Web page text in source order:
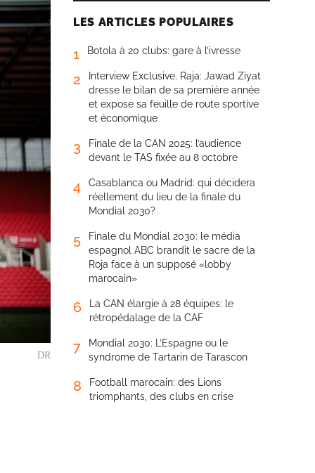
DR
LES ARTICLES POPULAIRES
1 Botola à 20 clubs: gare à l’ivresse
2
Interview Exclusive. Raja: Jawad Ziyat
dresse le bilan de sa première année
et expose sa feuille de route sportive
et économique
3
Finale de la CAN 2025: l’audience
devant le TAS fixée au 8 octobre
4
Casablanca ou Madrid: qui décidera
réellement du lieu de la finale du
Mondial 2030?
5
Finale du Mondial 2030: le média
espagnol ABC brandit le sacre de la
Roja face à un supposé «lobby
marocain»
6
La CAN élargie à 28 équipes: le
rétropédalage de la CAF
7
Mondial 2030: L’Espagne ou le
syndrome de Tartarin de Tarascon
8
Football marocain: des Lions
triomphants, des clubs en crise